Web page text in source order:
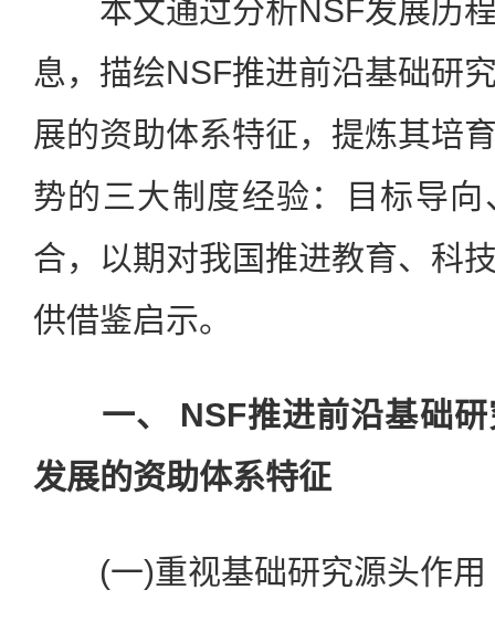
本文通过分析NSF发展历程
息，描绘NSF推进前沿基础研
展的资助体系特征，提炼其培
势的三大制度经验：目标导
合，以期对我国推进教育、科
供借鉴启示。
一、 NSF推进前沿基础研
发展的资助体系特征
(一)重视基础研究源头作用